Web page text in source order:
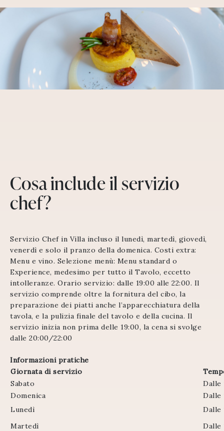
Cosa include il servizio
chef?
Servizio Chef in Villa incluso il lunedì, martedì, giovedì,
venerdì e solo il pranzo della domenica. Costi extra:
Menu e vino. Selezione menù: Menu standard o
Experience, medesimo per tutto il Tavolo, eccetto
intolleranze. Orario servizio: dalle 19:00 alle 22:00. Il
servizio comprende oltre la fornitura del cibo, la
preparazione dei piatti anche l’apparecchiatura della
tavola, e la pulizia finale del tavolo e della cucina. Il
servizio inizia non prima delle 19:00, la cena si svolge
dalle 20:00/22:00
Informazioni pratiche
Giornata di servizio
Sabato
Dalle
Domenica
Dalle
Lunedì
Dalle
Martedì
Dalle